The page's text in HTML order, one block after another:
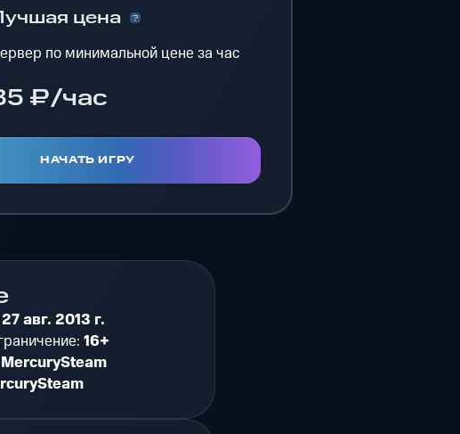
цена
по минимальной цене за час
₽/час
НАЧАТЬ ИГРУ
27 авг. 2013 г.
16+
MercurySteam